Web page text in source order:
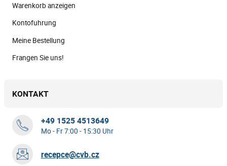
Warenkorb anzeigen
Kontofuhrung
Meine Bestellung
Frangen Sie uns!
KONTAKT
+49 1525 4513649
Mo - Fr 7:00 - 15:30 Uhr
recepce@cvb.cz